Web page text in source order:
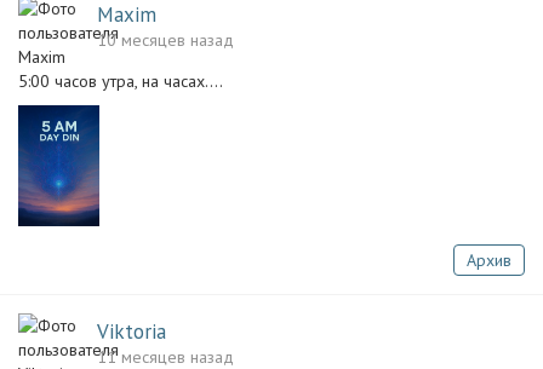
Maxim
10 месяцев назад
5:00 часов утра, на часах....
Архив
Viktoria
11 месяцев назад